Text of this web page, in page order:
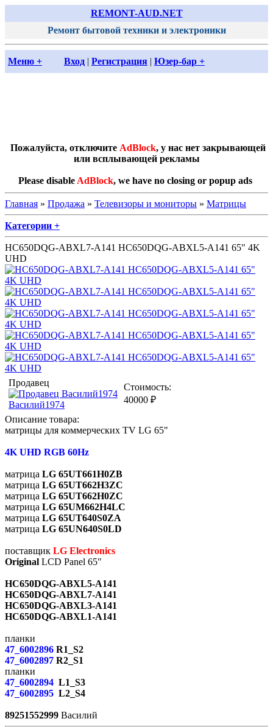
REMONT-AUD.NET
Ремонт бытовой техники и электроники
Меню + Вход | Регистрация | Юзер-бар +
Пожалуйста, отключите AdBlock, у нас нет закрывающей
или всплывающей рекламы
Please disable AdBlock, we have no closing or popup ads
Главная » Продажа » Телевизоры и мониторы » Матрицы
Категории +
HC650DQG-ABXL7-A141 HC650DQG-ABXL5-A141 65" 4K
UHD
Продавец
Василий1974
Стоимость:
40000 ₽
Описание товара:
матрицы для коммерческих TV LG 65"
4K UHD RGB 60Hz
матрица LG 65UT661H0ZB
матрица LG 65UT662H3ZC
матрица LG 65UT662H0ZC
матрица LG 65UM662H4LC
матрица LG 65UT640S0ZA
матрица LG 65UN640S0LD
поставщик LG Electronics
Original LCD Panel 65"
HC650DQG-ABXL5-A141
HC650DQG-ABXL7-A141
HC650DQG-ABXL3-A141
HC650DQG-ABXL1-A141
планки
47_6002896 R1_S2
47_6002897 R2_S1
планки
47_6002894 L1_S3
47_6002895 L2_S4
89251552999 Василий